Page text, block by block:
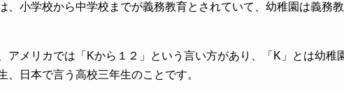
、小学校から中学校までが義務教育とされていて、幼稚園は義務
アメリカでは「Kから１２」という言い方があり、「K」とは幼稚
、日本で言う高校三年生のことです。